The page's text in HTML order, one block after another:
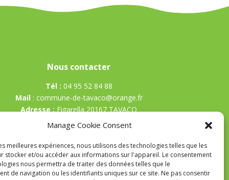
Manage Cookie Consent
meilleures expériences, nous utilisons des technologies telles que les
stocker et/ou accéder aux informations sur l'appareil. Le consentement
nous permettra de traiter des données telles que le
de navigation ou les identifiants uniques sur ce site. Ne pas consentir
Nous contacter
Tél : 04 95 52 84 88
Mail : commune-de-tavaco@orange.fr
Adresse :Figarella 20167 TAVACO